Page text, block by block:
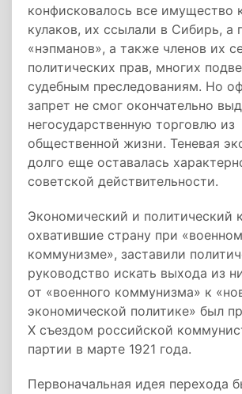
конфисковалось все имущество
кулаков, их ссылали в Сибирь, а
«нэпманов», а также членов их
политических прав, многих
судебным преследованиям. Но
запрет не смог окончательно
негосударственную торговлю из
общественной жизни. Теневая
долго еще оставалась
советской действительности.
Экономический и политический
охватившие страну при «военном
коммунизме», заставили
руководство искать выхода из
от «военного коммунизма» к
экономической политике» был
Х съездом российской
партии в марте 1921 года.
Первоначальная идея перехода